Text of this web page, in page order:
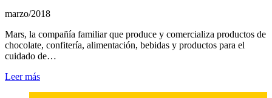
marzo/2018
Mars, la compañía familiar que produce y comercializa productos de
chocolate, confitería, alimentación, bebidas y productos para el
cuidado de…
Leer más